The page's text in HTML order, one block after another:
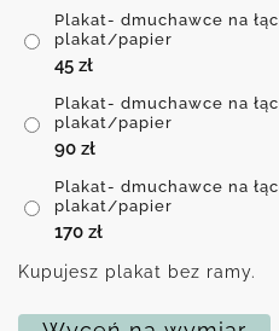
Plakat- dmuchawce na
plakat/papier
45 zł
Plakat- dmuchawce na
plakat/papier
90 zł
Plakat- dmuchawce na
plakat/papier
170 zł
Kupujesz plakat bez ramy.